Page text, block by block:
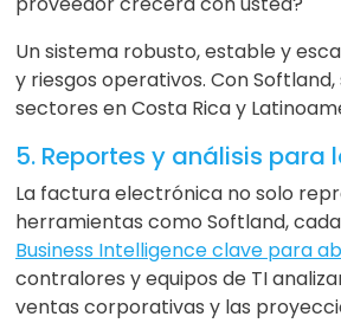
Un sistema robusto, estable y
y riesgos operativos. Con
sectores en Costa Rica y
5. Reportes y análisis
La factura electrónica no solo
herramientas como Softland,
Business Intelligence clave para
contralores y equipos de TI
ventas corporativas y las